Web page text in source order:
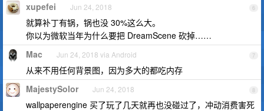
6
xupefei Jun 24, 2018
就算补丁有锅，锅也没 30%这么大。
你以为微软当年为什么要把 DreamScene 砍掉……
7
Mac Jun 24, 2018 via Android
从来不用任何背景图，因为多大的都吃内存
8
MajestySolor Jun 24, 2018
wallpaperengine 买了玩了几天就再也没碰过了，冲动消费害死